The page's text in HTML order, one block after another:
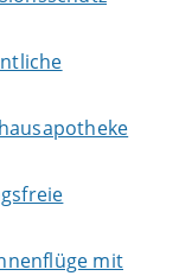
mit